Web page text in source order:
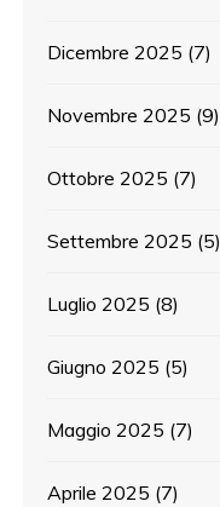
Dicembre 2025 (7)
Novembre 2025 (9)
Ottobre 2025 (7)
Settembre 2025 (5)
Luglio 2025 (8)
Giugno 2025 (5)
Maggio 2025 (7)
Aprile 2025 (7)